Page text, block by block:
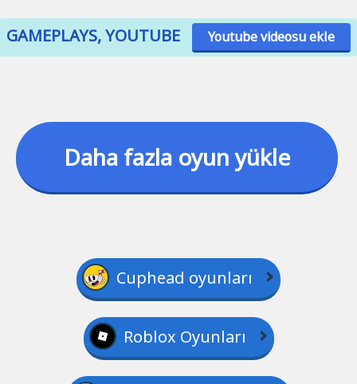
GAMEPLAYS, YOUTUBE Youtube videosu ekle
Daha fazla oyun yükle
Cuphead oyunları
Roblox Oyunları